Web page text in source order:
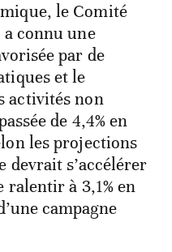
le Comité
connu une
par de
et le
activités non
de 4,4% en
les projections
devrait s’accélérer
ralentir à 3,1% en
campagne